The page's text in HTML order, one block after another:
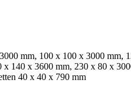
mm, 100 x 100 x 3000
140 x 3600 mm, 230 x 80 x
40 x 40 x 790 mm